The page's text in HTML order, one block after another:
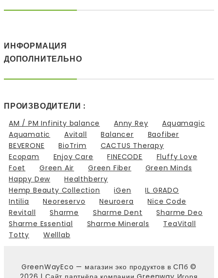
ИНФОРМАЦИЯ
ДОПОЛНИТЕЛЬНО
ПРОИЗВОДИТЕЛИ :
AM / PM Infinity balance Anny Rey
Aquamagic
Aquamatic
Avitall Balancer
Baofiber
BEVERONE
BioTrim
CACTUS Therapy
Ecopam
Enjoy Care FINECODE
Fluffy Love
Foet
Green Air Green Fiber
Green Minds
Happy Dew
Healthberry
Hemp Beauty Collection
iGen
IL GRADO
Intilia
Neoreservo Neuroera
Nice Code
Revitall
Sharme Sharme Dent
Sharme Deo
Sharme Essential
Sharme Minerals
TeaVitall
Totty
Welllab
GreenWayEco — магазин эко продуктов в СПб ©